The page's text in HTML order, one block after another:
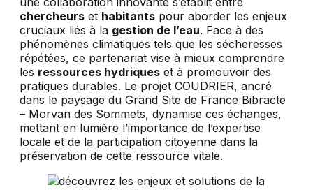
chercheurs et habitants pour aborder les enjeux
cruciaux liés à la gestion de l’eau. Face à des
phénomènes climatiques tels que les sécheresses
répétées, ce partenariat vise à mieux comprendre
les ressources hydriques et à promouvoir des
pratiques durables. Le projet COUDRIER, ancré
dans le paysage du Grand Site de France Bibracte
– Morvan des Sommets, dynamise ces échanges,
mettant en lumière l’importance de l’expertise
locale et de la participation citoyenne dans la
préservation de cette ressource vitale.